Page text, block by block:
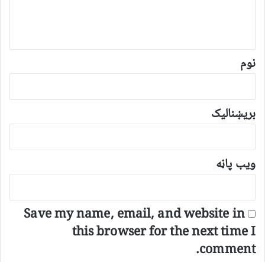
*
نوم
بریښنالیک
ویب پاڼه
Save my name, email, and website in
this browser for the next time I
comment.